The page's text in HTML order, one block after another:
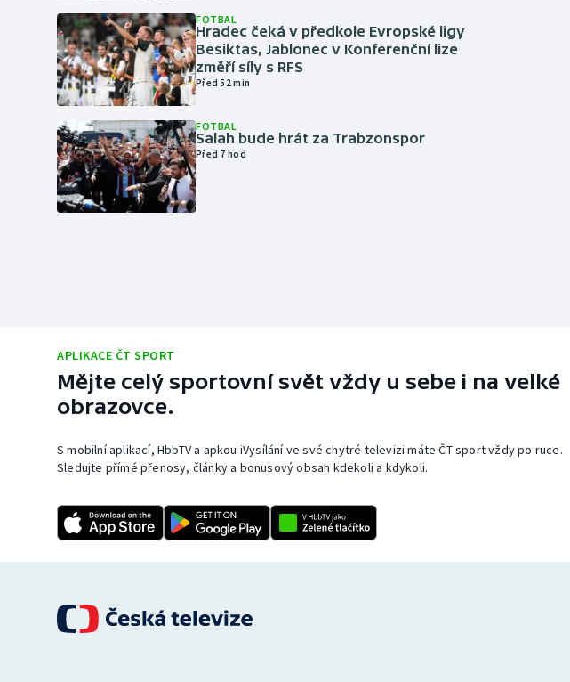
FOTBAL
Hradec čeká v předkole Evropské ligy
Besiktas, Jablonec v Konferenční lize
změří síly s RFS
Před 52 min
FOTBAL
Salah bude hrát za Trabzonspor
Před 7 hod
APLIKACE ČT SPORT
Mějte celý sportovní svět vždy u sebe i na velké
obrazovce.
S mobilní aplikací, HbbTV a apkou iVysílání ve své chytré televizi máte ČT sport vždy po ruce.
Sledujte přímé přenosy, články a bonusový obsah kdekoli a kdykoli.